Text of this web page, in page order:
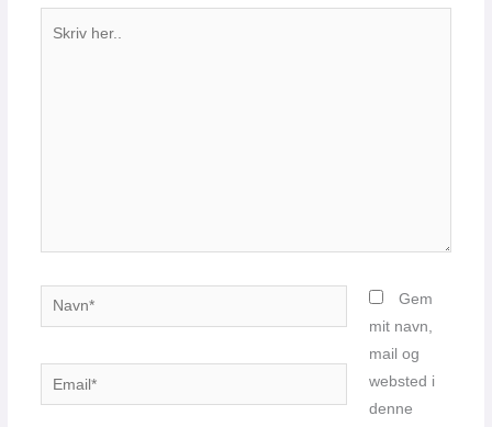
Navn*
Email*
Gem
mit navn,
mail og
websted i
denne